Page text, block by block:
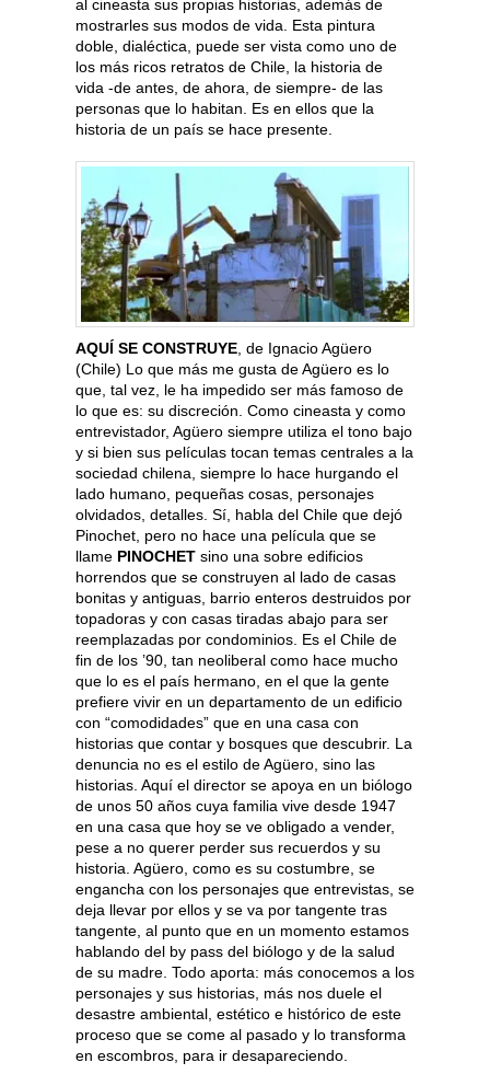
al cineasta sus propias historias, además de
mostrarles sus modos de vida. Esta pintura
doble, dialéctica, puede ser vista como uno de
los más ricos retratos de Chile, la historia de
vida -de antes, de ahora, de siempre- de las
personas que lo habitan. Es en ellos que la
historia de un país se hace presente.
AQUÍ SE CONSTRUYE, de Ignacio Agüero
(Chile) Lo que más me gusta de Agüero es lo
que, tal vez, le ha impedido ser más famoso de
lo que es: su discreción. Como cineasta y como
entrevistador, Agüero siempre utiliza el tono bajo
y si bien sus películas tocan temas centrales a la
sociedad chilena, siempre lo hace hurgando el
lado humano, pequeñas cosas, personajes
olvidados, detalles. Sí, habla del Chile que dejó
Pinochet, pero no hace una película que se
llame PINOCHET sino una sobre edificios
horrendos que se construyen al lado de casas
bonitas y antiguas, barrio enteros destruidos por
topadoras y con casas tiradas abajo para ser
reemplazadas por condominios. Es el Chile de
fin de los ’90, tan neoliberal como hace mucho
que lo es el país hermano, en el que la gente
prefiere vivir en un departamento de un edificio
con “comodidades” que en una casa con
historias que contar y bosques que descubrir. La
denuncia no es el estilo de Agüero, sino las
historias. Aquí el director se apoya en un biólogo
de unos 50 años cuya familia vive desde 1947
en una casa que hoy se ve obligado a vender,
pese a no querer perder sus recuerdos y su
historia. Agüero, como es su costumbre, se
engancha con los personajes que entrevistas, se
deja llevar por ellos y se va por tangente tras
tangente, al punto que en un momento estamos
hablando del by pass del biólogo y de la salud
de su madre. Todo aporta: más conocemos a los
personajes y sus historias, más nos duele el
desastre ambiental, estético e histórico de este
proceso que se come al pasado y lo transforma
en escombros, para ir desapareciendo.